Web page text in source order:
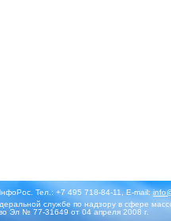
Тел.: +7 495 718-84-11, E-mail:
службе по надзору в сфере
Эл № 77-31649 от 04 апреля 2008 г.